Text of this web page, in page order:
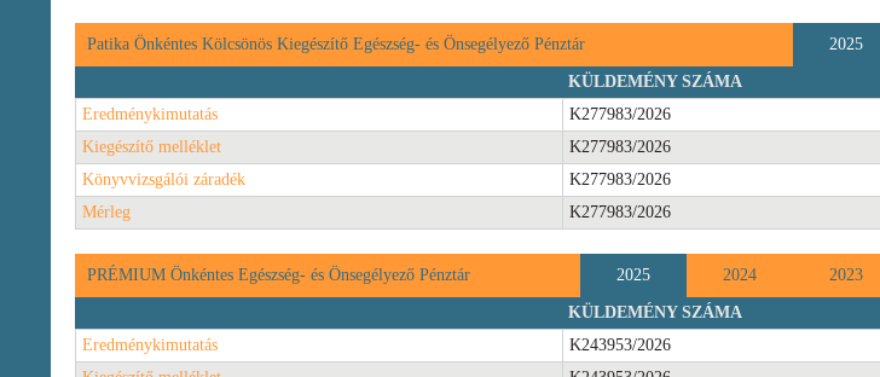
Patika Önkéntes Kölcsönös Kiegészítő Egészség- és Önsegélyező Pénztár 2025
KÜLDEMÉNY SZÁMA
Eredménykimutatás
K277983/2026
Kiegészítő melléklet
K277983/2026
Könyvvizsgálói záradék
K277983/2026
Mérleg
K277983/2026
PRÉMIUM Önkéntes Egészség- és Önsegélyező Pénztár 2025 2024 2023
KÜLDEMÉNY SZÁMA
Eredménykimutatás
K243953/2026